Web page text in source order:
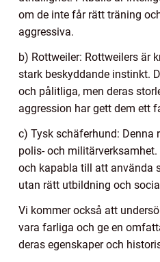
om de inte får rätt träning
aggressiva.
b) Rottweiler: Rottweilers är
stark beskyddande instinkt.
och pålitliga, men deras
aggression har gett dem ett
c) Tysk schäferhund: Denna
polis- och
och kapabla till att använda
utan rätt utbildning och
Vi kommer också att
vara farliga och ge en
deras egenskaper och